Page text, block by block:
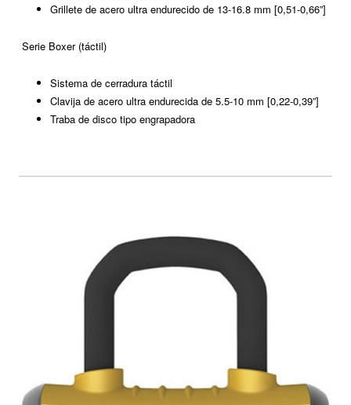
Grillete de acero ultra endurecido de 13-16.8 mm [0,51-0,66”]
Serie Boxer (táctil)
Sistema de cerradura táctil
Clavija de acero ultra endurecida de 5.5-10 mm [0,22-0,39”]
Traba de disco tipo engrapadora